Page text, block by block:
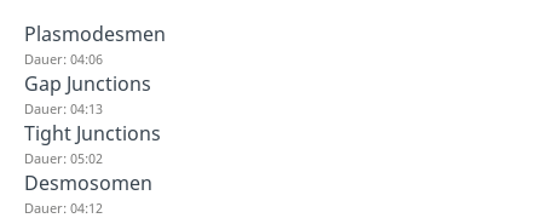
Plasmodesmen
Dauer: 04:06
Gap Junctions
Dauer: 04:13
Tight Junctions
Dauer: 05:02
Desmosomen
Dauer: 04:12